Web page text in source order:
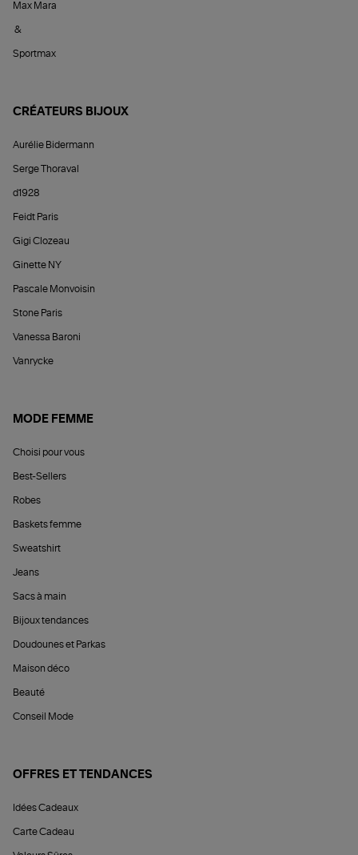
Max Mara
&
Sportmax
CRÉATEURS BIJOUX
Aurélie Bidermann
Serge Thoraval
d1928
Feidt Paris
Gigi Clozeau
Ginette NY
Pascale Monvoisin
Stone Paris
Vanessa Baroni
Vanrycke
MODE FEMME
Choisi pour vous
Best-Sellers
Robes
Baskets femme
Sweatshirt
Jeans
Sacs à main
Bijoux tendances
Doudounes et Parkas
Maison déco
Beauté
Conseil Mode
OFFRES ET TENDANCES
Idées Cadeaux
Carte Cadeau